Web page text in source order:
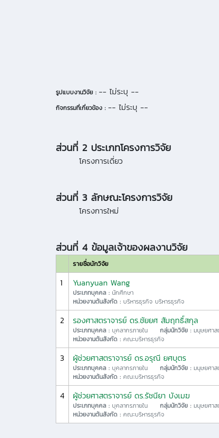
รูปแบบงานวิจัย : -- ไม่ระบุ --
กิจกรรมที่เกี่ยวข้อง : -- ไม่ระบุ --
ส่วนที่ 2 ประเภทโครงการวิจัย
โครงการเดี่ยว
ส่วนที่ 3 ลักษณะโครงการวิจัย
โครงการใหม่
ส่วนที่ 4 ข้อมูลเจ้าของผลงานวิจัย
รายชื่อนักวิจัย
1 Yuanyuan Wang
ประเภทบุคคล : นักศึกษา
หน่วยงานต้นสังกัด : บริหารธุรกิจ บริหารธุรกิจ
2 รองศาสตราจารย์ ดร.ชัยยศ สัมฤทธิ์สกุล
ประเภทบุคคล : บุคลากรภายใน กลุ่มนักวิจัย : มนุษยศา
หน่วยงานต้นสังกัด : คณะบริหารธุรกิจ
3 ผู้ช่วยศาสตราจารย์ ดร.อรุณี ยศบุตร
ประเภทบุคคล : บุคลากรภายใน กลุ่มนักวิจัย : มนุษยศา
หน่วยงานต้นสังกัด : คณะบริหารธุรกิจ
4 ผู้ช่วยศาสตราจารย์ ดร.รัชนียา บังเมฆ
ประเภทบุคคล : บุคลากรภายใน กลุ่มนักวิจัย : มนุษยศา
หน่วยงานต้นสังกัด : คณะบริหารธุรกิจ